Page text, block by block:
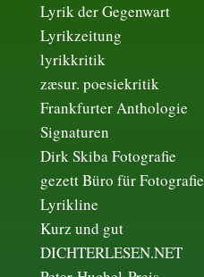
Lyrik der Gegenwart
Lyrikzeitung
lyrikkritik
zæsur. poesiekritik
Frankfurter Anthologie
Signaturen
Dirk Skiba Fotografie
gezett Büro für Fotografie
Lyrikline
Kurz und gut
DICHTERLESEN.NET